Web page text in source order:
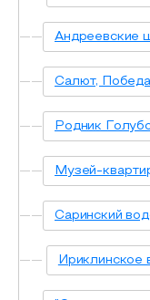
Андреевские
Салют,
Родник
Музей-
Саринский
Ириклинское